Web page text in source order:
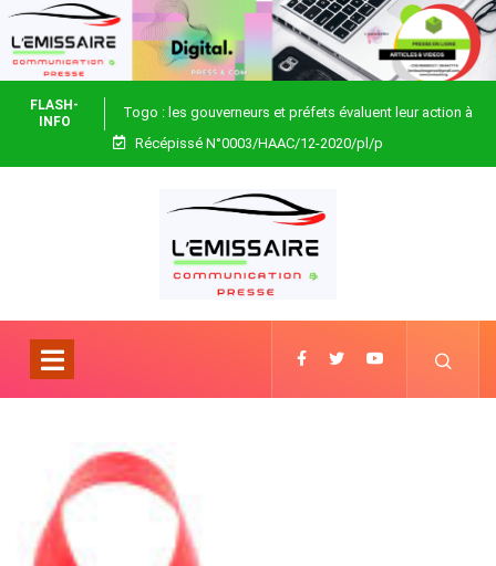
FLASH-
INFO
Togo : les gouverneurs et préfets évaluent leur action à
Blitta
Récépissé N°0003/HAAC/12-2020/pl/p